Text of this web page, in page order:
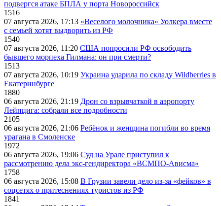
подвергся атаке БПЛА у порта Новороссийск
1516
07 августа 2026, 17:13 «Веселого молочника» Уолкера вместе
с семьей хотят выдворить из РФ
1540
07 августа 2026, 11:20 США попросили РФ освободить
бывшего морпеха Гилмана: он при смерти?
1513
07 августа 2026, 10:19 Украина ударила по складу Wildberries в
Екатеринбурге
1880
06 августа 2026, 21:19 Дрон со взрывчаткой в аэропорту
Лейпцига: собрали все подробности
2105
06 августа 2026, 21:06 Ребёнок и женщина погибли во время
урагана в Смоленске
1972
06 августа 2026, 19:06 Суд на Урале приступил к
рассмотрению дела экс-гендиректора «ВСМПО-Ависма»
1758
06 августа 2026, 15:08 В Грузии завели дело из-за «фейков» в
соцсетях о притеснениях туристов из РФ
1841